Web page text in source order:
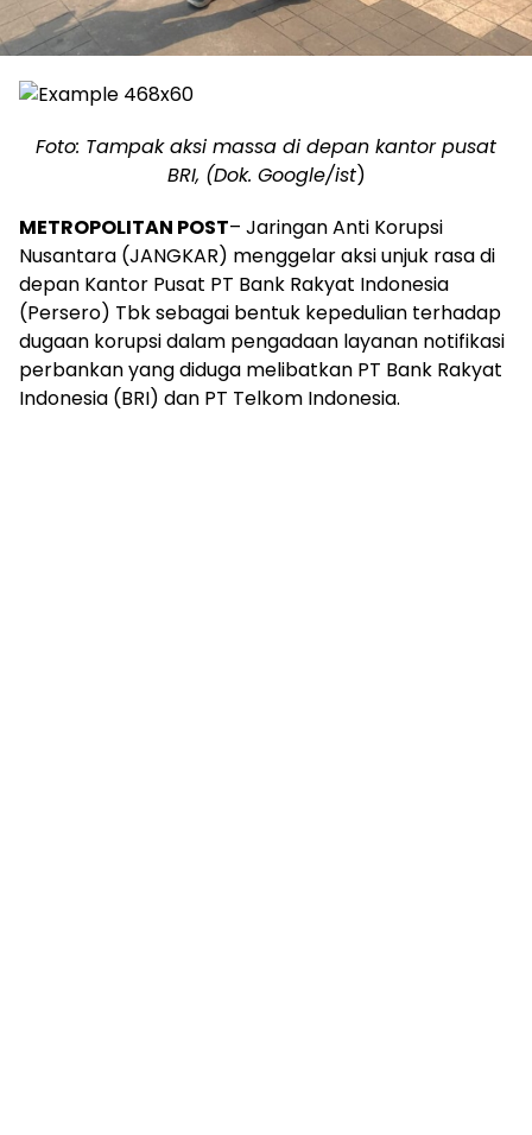
Foto: Tampak aksi massa di depan kantor pusat
BRI, (Dok. Google/ist)
METROPOLITAN POST– Jaringan Anti Korupsi
Nusantara (JANGKAR) menggelar aksi unjuk rasa di
depan Kantor Pusat PT Bank Rakyat Indonesia
(Persero) Tbk sebagai bentuk kepedulian terhadap
dugaan korupsi dalam pengadaan layanan notifikasi
perbankan yang diduga melibatkan PT Bank Rakyat
Indonesia (BRI) dan PT Telkom Indonesia.